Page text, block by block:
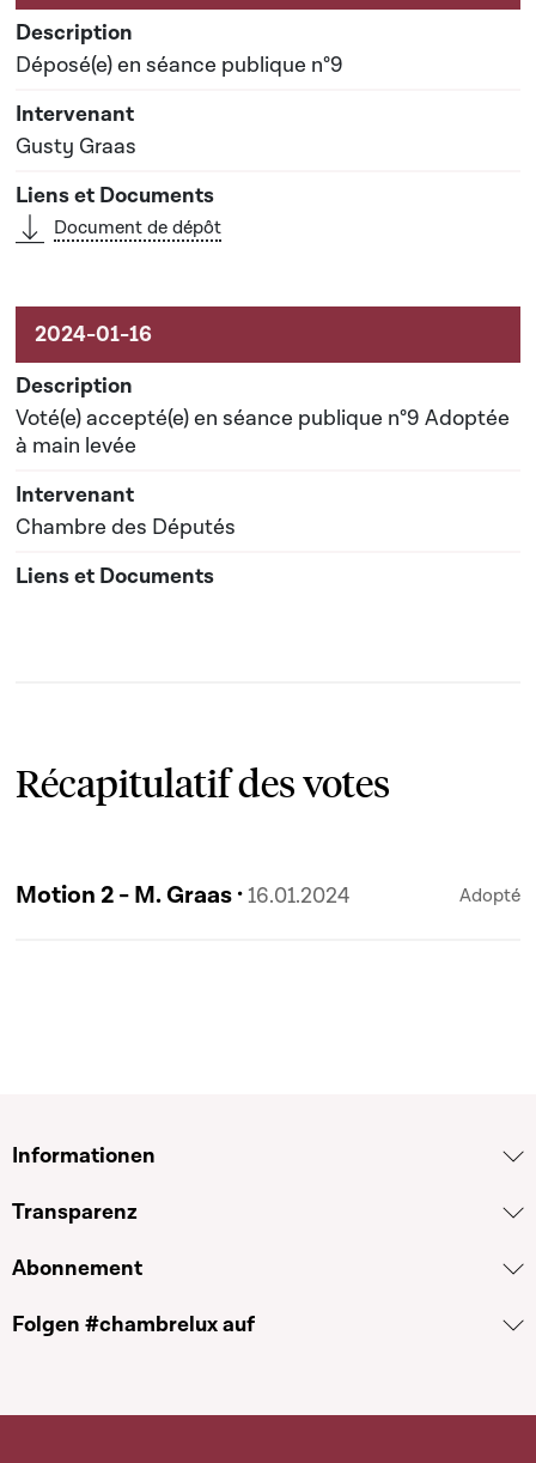
Déposé(e) en séance publique n°9
Gusty Graas
Document de dépôt
Voté(e) accepté(e) en séance publique n°9 Adoptée
à main levée
Chambre des Députés
Récapitulatif des votes
Motion 2 - M. Graas ·16.01.2024 Adopté
Informationen
Transparenz
Abonnement
Folgen #chambrelux auf